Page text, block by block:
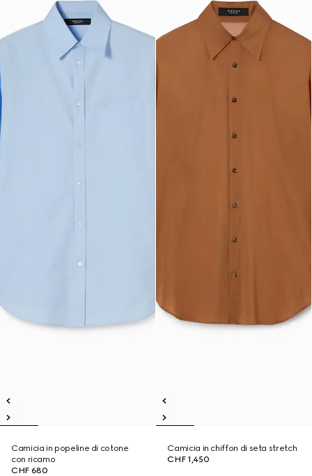
Camicia in popeline di cotone
con ricamo
CHF 680
Camicia in chiffon di seta stretch
CHF 1,450